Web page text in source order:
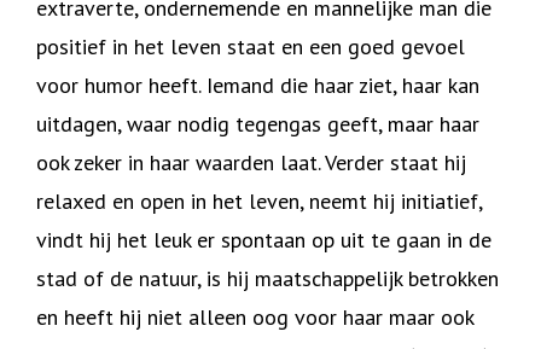
extraverte, ondernemende en mannelijke man die
positief in het leven staat en een goed gevoel
voor humor heeft. Iemand die haar ziet, haar kan
uitdagen, waar nodig tegengas geeft, maar haar
ook zeker in haar waarden laat. Verder staat hij
relaxed en open in het leven, neemt hij initiatief,
vindt hij het leuk er spontaan op uit te gaan in de
stad of de natuur, is hij maatschappelijk betrokken
en heeft hij niet alleen oog voor haar maar ook